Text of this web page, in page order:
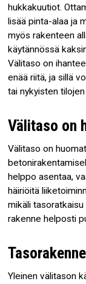
hukkakuutiot.
lisää pinta-alaa ja
myös rakenteen
käytännössä
Välitaso on
enää riitä, ja sillä
tai nykyisten
Välitaso on
Välitaso on
helppo asentaa,
häiriöitä
mikäli
rakenne helposti
Yleinen välitason